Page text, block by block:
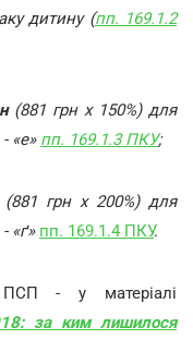
дитину (пп. 169.1.2
(881 грн х 150%) для
«е» пп. 169.1.3 ПКУ;
грн х 200%) для
«ґ» пп. 169.1.4 ПКУ.
ПСП - у матеріалі
за ким лишилося